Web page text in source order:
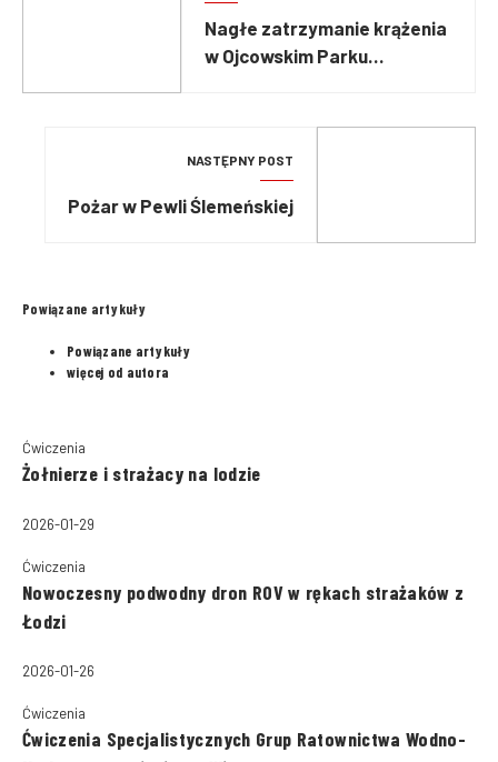
Nagłe zatrzymanie krążenia
w Ojcowskim Parku
NASTĘPNY POST
Pożar w Pewli Ślemeńskiej
Powiązane artykuły
Powiązane artykuły
więcej od autora
Ćwiczenia
Żołnierze i strażacy na lodzie
2026-01-29
Ćwiczenia
Nowoczesny podwodny dron ROV w rękach strażaków z
Łodzi
2026-01-26
Ćwiczenia
Ćwiczenia Specjalistycznych Grup Ratownictwa Wodno-